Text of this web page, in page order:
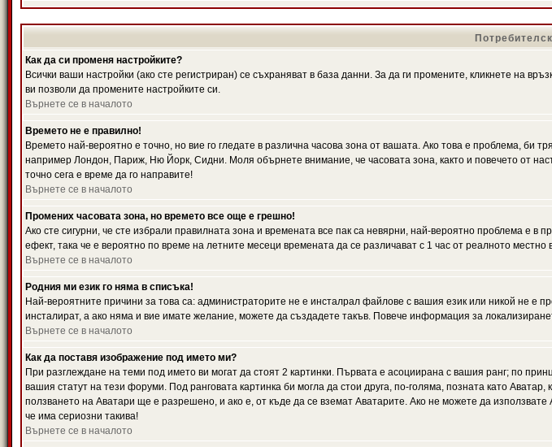
Как да си променя настройките?
Всички ваши настройки (ако сте регистриран) се съхраняват в база данни. За да ги промените, кликнете на
ви позволи да промените настройките си.
Върнете се в началото
Времето не е правилно!
Времето най-вероятно е точно, но вие го гледате в различна часова зона от вашата. Ако това е проблема, би
например Лондон, Париж, Ню Йорк, Сидни. Моля обърнете внимание, че часовата зона, както и повечето от
точно сега е време да го направите!
Върнете се в началото
Промених часовата зона, но времето все още е грешно!
Ако сте сигурни, че сте избрали правилната зона и времената все пак са невярни, най-вероятно проблема е
ефект, така че е вероятно по време на летните месеци времената да се различават с 1 час от реалното местно
Върнете се в началото
Родния ми език го няма в списъка!
Най-вероятните причини за това са: администраторите не е инсталрал файлове с вашия език или никой не
инсталират, а ако няма и вие имате желание, можете да създадете такъв. Повече информация за
Върнете се в началото
Как да поставя изображение под името ми?
При разглеждане на теми под името ви могат да стоят 2 картинки. Първата е асоциирана с вашия ранг; по
вашия статут на тези форуми. Под ранговата картинка би могла да стои друга, по-голяма, позната като
ползването на Аватари ще е разрешено, и ако е, от къде да се вземат Аватарите. Ако не можете да
че има сериозни такива!
Върнете се в началото